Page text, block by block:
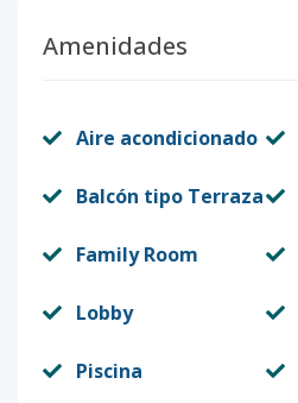
Amenidades
Aire acondicionado
Balcón tipo Terraza
Family Room
Lobby
Piscina